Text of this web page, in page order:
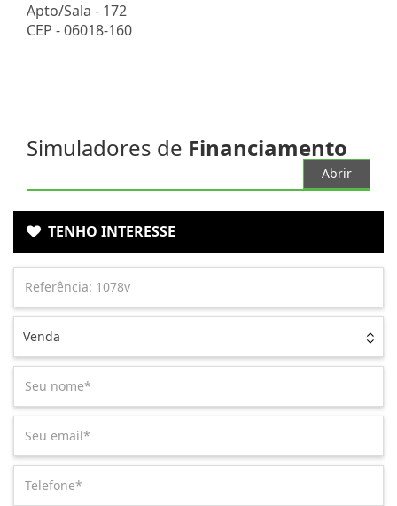
Apto/Sala - 172
CEP -06018-160
Simuladores de Financiamento
Abrir
TENHO INTERESSE
Venda